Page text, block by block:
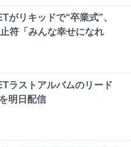
がリキッドで“卒業式”、
符「みんな幸せになれ
ラストアルバムのリード
明日配信